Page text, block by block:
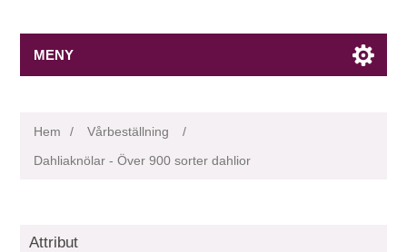
MENY
Hem / Vårbeställning
/
Dahliaknölar - Över 900 sorter dahlior
Attribut